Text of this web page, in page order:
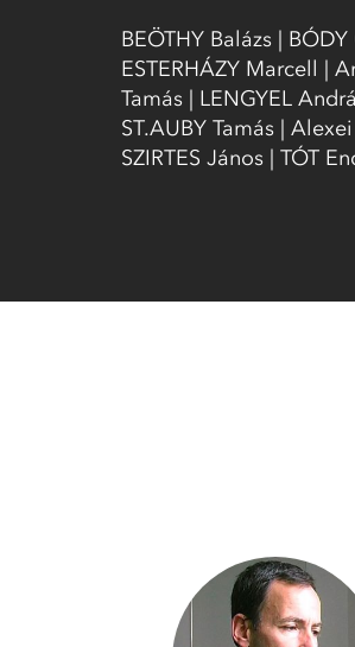
BEÖTHY Balázs |
ESTERHÁZY Marcell |
Tamás | LENGYEL
ST.AUBY Tamás |
SZIRTES János | TÓT